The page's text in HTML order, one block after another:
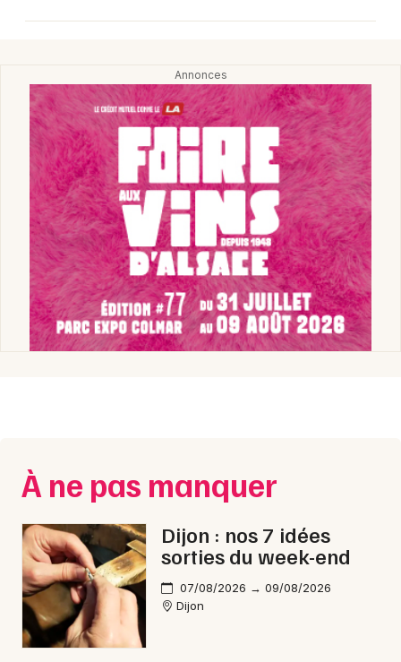
Sports
Sorties famille
Expos
Sorties & loisirs
Lotos en Bourgogne
Lotos en Bourgogne-Franche-Comté
Paris
Toulouse
Toutes les villes
À ne pas manquer
Dijon : nos 7 idées
sorties du week-end
07/08/2026 → 09/08/2026
Dijon